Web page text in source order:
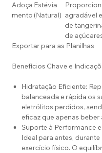
Adoça
mento
Estévia
(Natural) agradável
de
de
Exportar para as Planilhas
Benefícios Chave e
Hidratação Eficiente:
balanceada e rápida os
eletrólitos perdidos,
eficaz que apenas beber
Suporte à Performance
Ideal para antes, durante
exercício físico. O